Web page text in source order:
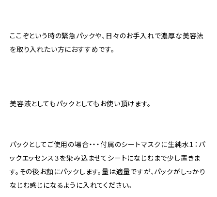
ここぞという時の緊急パックや、日々のお手入れで濃厚な美容法
を取り入れたい方におすすめです。
美容液としてもパックとしてもお使い頂けます。
パックとしてご使用の場合・・・付属のシートマスクに生純水１：パ
ックエッセンス３を染み込ませてシートになじむまで少し置きま
す。その後お顔にパックします。量は適量ですが、パックがしっかり
なじむ感じになるように入れてください。